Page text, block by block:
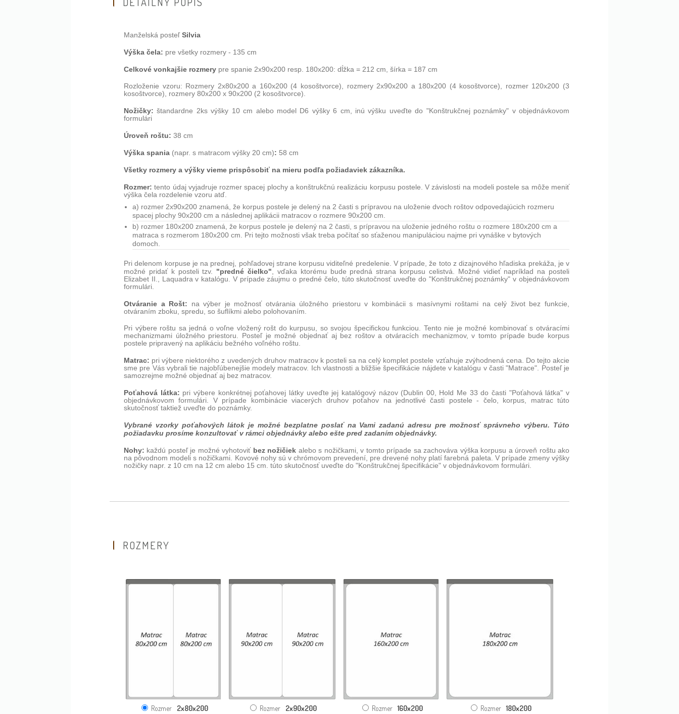
Manželská posteľ Silvia
Výška čela: pre všetky rozmery - 135 cm
Celkové vonkajšie rozmery pre spanie 2x90x200 resp. 180x200: dĺžka = 212 cm, šírka = 187 cm
Rozloženie vzoru: Rozmery 2x80x200 a 160x200 (4 kosoštvorce), rozmery 2x90x200 a 180x200 (4 kosoštvorce), rozmer 120x200 (3
kosoštvorce), rozmery 80x200 x 90x200 (2 kosoštvorce).
Nožičky: štandardne 2ks výšky 10 cm alebo model D6 výšky 6 cm, inú výšku uveďte do "Konštrukčnej poznámky" v objednávkovom
formulári
Úroveň roštu: 38 cm
Výška spania (napr. s matracom výšky 20 cm): 58 cm
Všetky rozmery a výšky vieme prispôsobiť na mieru podľa požiadaviek zákazníka.
Rozmer: tento údaj vyjadruje rozmer spacej plochy a konštrukčnú realizáciu korpusu postele. V závislosti na modeli postele sa môže meniť
výška čela rozdelenie vzoru atď.
a) rozmer 2x90x200 znamená, že korpus postele je delený na 2 časti s prípravou na uloženie dvoch roštov odpovedajúcich rozmeru
spacej plochy 90x200 cm a následnej aplikácii matracov o rozmere 90x200 cm.
b) rozmer 180x200 znamená, že korpus postele je delený na 2 časti, s prípravou na uloženie jedného roštu o rozmere 180x200 cm a
matraca s rozmerom 180x200 cm. Pri tejto možnosti však treba počítať so sťaženou manipuláciou najme pri vynáške v bytových
domoch.
Pri delenom korpuse je na prednej, pohľadovej strane korpusu viditeľné predelenie. V prípade, že toto z dizajnového hľadiska prekáža, je v
možné pridať k posteli tzv. "predné čielko", vďaka ktorému bude predná strana korpusu celistvá. Možné vidieť napríklad na posteli
Elizabet II., Laquadra v katalógu. V prípade záujmu o predné čelo, túto skutočnosť uveďte do "Konštrukčnej poznámky" v objednávkovom
formulári.
Otváranie a Rošt: na výber je možnosť otvárania úložného priestoru v kombinácii s masívnymi roštami na celý život bez funkcie,
otváraním zboku, spredu, so šuflíkmi alebo polohovaním.
Pri výbere roštu sa jedná o voľne vložený rošt do kurpusu, so svojou špecifickou funkciou. Tento nie je možné kombinovať s otváracími
mechanizmami úložného priestoru. Posteľ je možné objednať aj bez roštov a otváracích mechanizmov, v tomto prípade bude korpus
postele pripravený na aplikáciu bežného voľného roštu.
Matrac: pri výbere niektorého z uvedených druhov matracov k posteli sa na celý komplet postele vzťahuje zvýhodnená cena. Do tejto akcie
sme pre Vás vybrali tie najobľúbenejšie modely matracov. Ich vlastnosti a bližšie špecifikácie nájdete v katalógu v časti "Matrace". Posteľ je
samozrejme možné objednať aj bez matracov.
Poťahová látka: pri výbere konkrétnej poťahovej látky uveďte jej katalógový názov (Dublin 00, Hold Me 33 do časti "Poťahová látka" v
objednávkovom formulári. V prípade kombinácie viacerých druhov poťahov na jednotlivé časti postele - čelo, korpus, matrac túto
skutočnosť taktiež uveďte do poznámky.
Vybrané vzorky poťahových látok je možné bezplatne poslať na Vami zadanú adresu pre možnosť správneho výberu. Túto
požiadavku prosíme konzultovať v rámci objednávky alebo ešte pred zadaním objednávky.
Nohy: každú posteľ je možné vyhotoviť bez nožičiek alebo s nožičkami, v tomto prípade sa zachováva výška korpusu a úroveň roštu ako
na pôvodnom modeli s nožičkami. Kovové nohy sú v chrómovom prevedení, pre drevené nohy platí farebná paleta. V prípade zmeny výšky
nožičky napr. z 10 cm na 12 cm alebo 15 cm. túto skutočnosť uveďte do "Konštrukčnej špecifikácie" v objednávkovom formulári.
ROZMERY
Rozmer 2x80x200 Rozmer 2x90x200 Rozmer 160x200 Rozmer 180x200